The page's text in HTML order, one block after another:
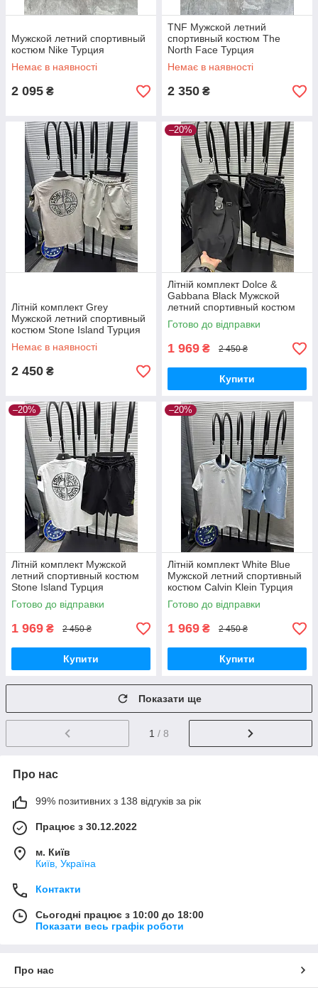
Мужской летний спортивный
костюм Nike Турция
Немає в наявності
2 095 ₴
TNF Мужской летний
спортивный костюм The
North Face Турция
Немає в наявності
2 350 ₴
Літній комплект Grey
Мужской летний спортивный
костюм Stone Island Турция
Немає в наявності
2 450 ₴
–20%
Літній комплект Dolce &
Gabbana Black Мужской
летний спортивный костюм
Dolce&Gabbana Турция
Готово до відправки
1 969 ₴ 2 450 ₴
Купити
–20%
Літній комплект Мужской
летний спортивный костюм
Stone Island Турция
Готово до відправки
1 969 ₴ 2 450 ₴
Купити
–20%
Літній комплект White Blue
Мужской летний спортивный
костюм Calvin Klein Турция
Готово до відправки
1 969 ₴ 2 450 ₴
Купити
Показати ще
1 / 8
Про нас
99% позитивних з 138 відгуків за рік
Працює з 30.12.2022
м. Київ
Київ, Україна
Контакти
Сьогодні працює з 10:00 до 18:00
Показати весь графік роботи
Про нас